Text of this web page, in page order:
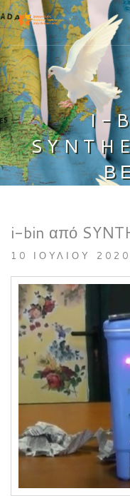
I-
i-bin από
10 ΙΟΥΛΊΟΥ 2020